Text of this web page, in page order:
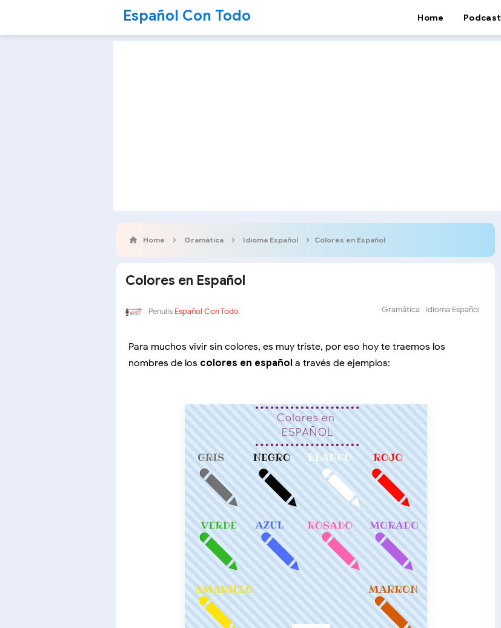
Español Con Todo Home Podcast
Home Gramática Idioma Español Colores en Español
Colores en Español
Penulis Español Con Todo Gramática Idioma Español
Para muchos vivir sin colores, es muy triste, por eso hoy te traemos los
nombres de los colores en español a través de ejemplos: